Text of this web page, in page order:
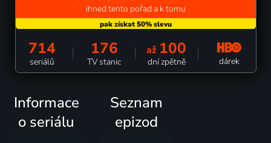
ihned tento pořad a k tomu
714
seriálů
176
TV stanic
až 100
dní zpětně dárek
Informace
o seriálu
Seznam
epizod